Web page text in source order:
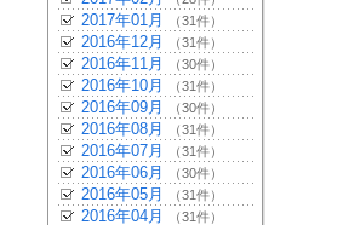
2017年01月 （31件）
2016年12月 （31件）
2016年11月 （30件）
2016年10月 （31件）
2016年09月 （30件）
2016年08月 （31件）
2016年07月 （31件）
2016年06月 （30件）
2016年05月 （31件）
2016年04月 （31件）